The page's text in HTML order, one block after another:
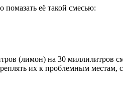
помазать её такой смесью:
(лимон) на 30 миллилитров
их к проблемным местам,